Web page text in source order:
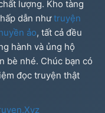
lượng. Kho tàng
dẫn nhưtruyện
ảo, tất cả đều
hành và ủng hộ
bè nhé. Chúc bạn có
đọc truyện thật